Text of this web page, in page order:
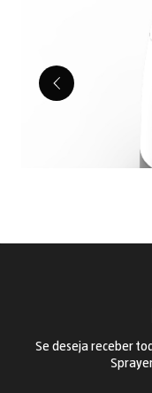
Se deseja receber